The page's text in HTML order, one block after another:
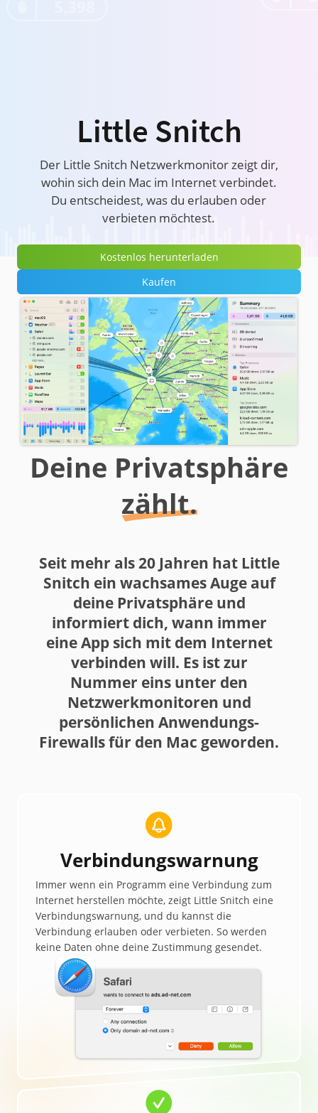
Little Snitch
Der Little Snitch Netzwerkmonitor zeigt dir,
wohin sich dein Mac im Internet verbindet.
Du entscheidest, was du erlauben oder
verbieten möchtest.
Kostenlos herunterladen
Kaufen
Deine Privatsphäre
zählt.
Seit mehr als 20 Jahren hat Little
Snitch ein wachsames Auge auf
deine Privatsphäre und
informiert dich, wann immer
eine App sich mit dem Internet
verbinden will. Es ist zur
Nummer eins unter den
Netzwerk­monitoren und
persönlichen Anwendungs-
Firewalls für den Mac geworden.
Verbindungswarnung
Immer wenn ein Programm eine Verbindung zum
Internet herstellen möchte, zeigt Little Snitch eine
Verbindungswarnung, und du kannst die
Verbindung erlauben oder verbieten. So werden
keine Daten ohne deine Zustimmung gesendet.